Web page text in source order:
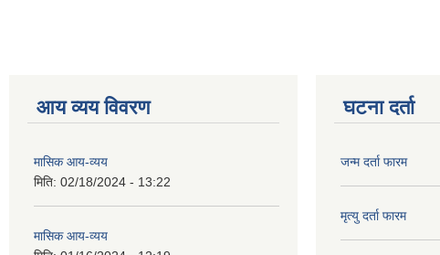
आय व्यय विवरण
मासिक आय-व्यय
मिति: 02/18/2024 - 13:22
मासिक आय-व्यय
घटना दर्ता
जन्म दर्ता फारम
मृत्यु दर्ता फारम